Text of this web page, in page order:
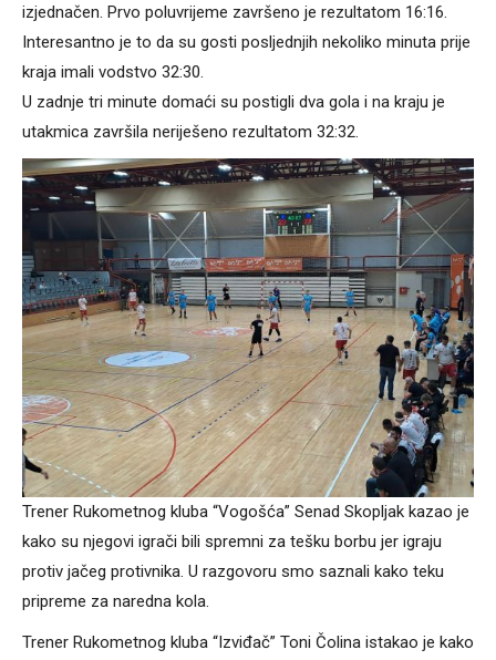
izjednačen. Prvo poluvrijeme završeno je rezultatom 16:16.
Interesantno je to da su gosti posljednjih nekoliko minuta prije
kraja imali vodstvo 32:30.
U zadnje tri minute domaći su postigli dva gola i na kraju je
utakmica završila neriješeno rezultatom 32:32.
Trener Rukometnog kluba “Vogošća” Senad Skopljak kazao je
kako su njegovi igrači bili spremni za tešku borbu jer igraju
protiv jačeg protivnika. U razgovoru smo saznali kako teku
pripreme za naredna kola.
Trener Rukometnog kluba “Izviđač” Toni Čolina istakao je kako